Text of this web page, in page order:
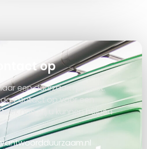
op
een duurzaam project.
contact op voor een
hoe wij u kunnen helpen